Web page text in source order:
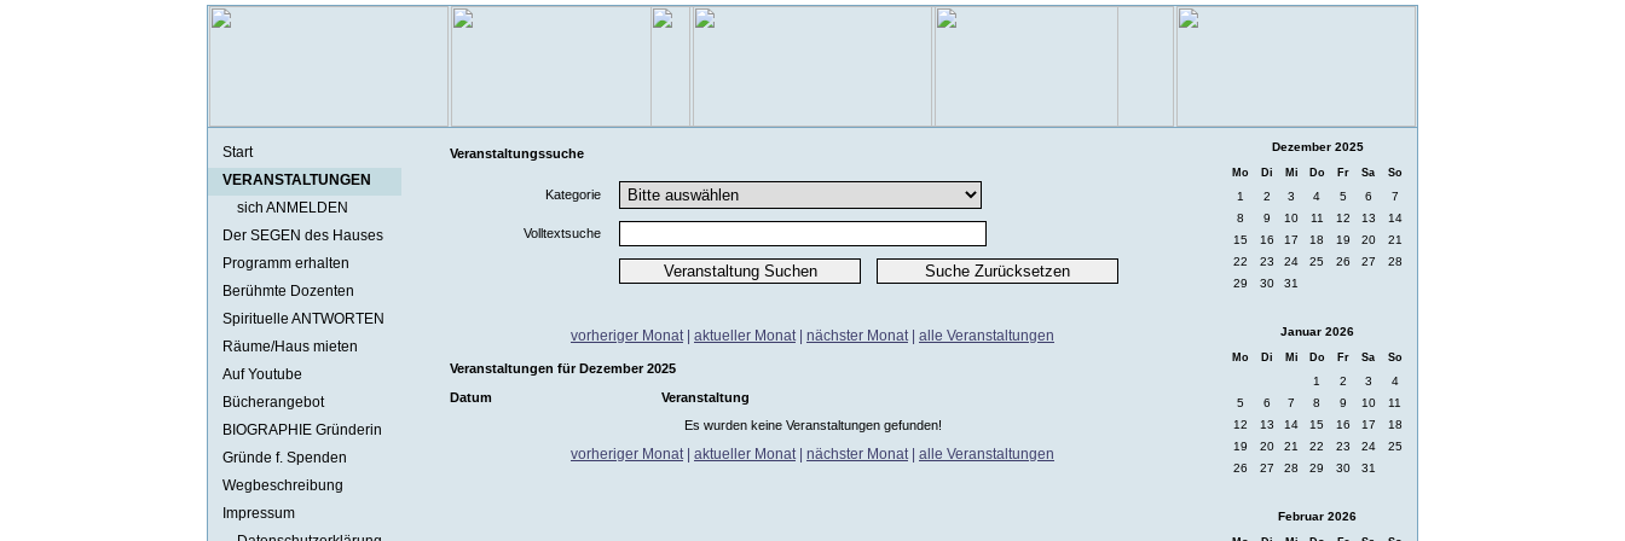
Start
VERANSTALTUNGEN
sich ANMELDEN
Der SEGEN des Hauses
Programm erhalten
Berühmte Dozenten
Spirituelle ANTWORTEN
Räume/Haus mieten
Auf Youtube
Bücherangebot
BIOGRAPHIE Gründerin
Gründe f. Spenden
Wegbeschreibung
Impressum
Dezember 2025
Mo Di Mi Do Fr Sa So
1 2 3 4 5 6
7
8
9 10 11 12 13
14
15
16 17 18 19 20
21
22
23 24 25 26 27
28
29
30 31
Januar 2026
Mo Di Mi Do Fr Sa So
1 2 3
4
5
6 7 8 9 10
11
12
13 14 15 16 17
18
19
20 21 22 23 24
25
26
27 28 29 30 31
Februar 2026
Veranstaltungssuche
Kategorie
Volltextsuche
vorheriger Monat| aktueller Monat| nächster Monat| alle Veranstaltungen
Veranstaltungen für Dezember 2025
Datum
Veranstaltung
Es wurden keine Veranstaltungen gefunden!
vorheriger Monat| aktueller Monat| nächster Monat| alle Veranstaltungen